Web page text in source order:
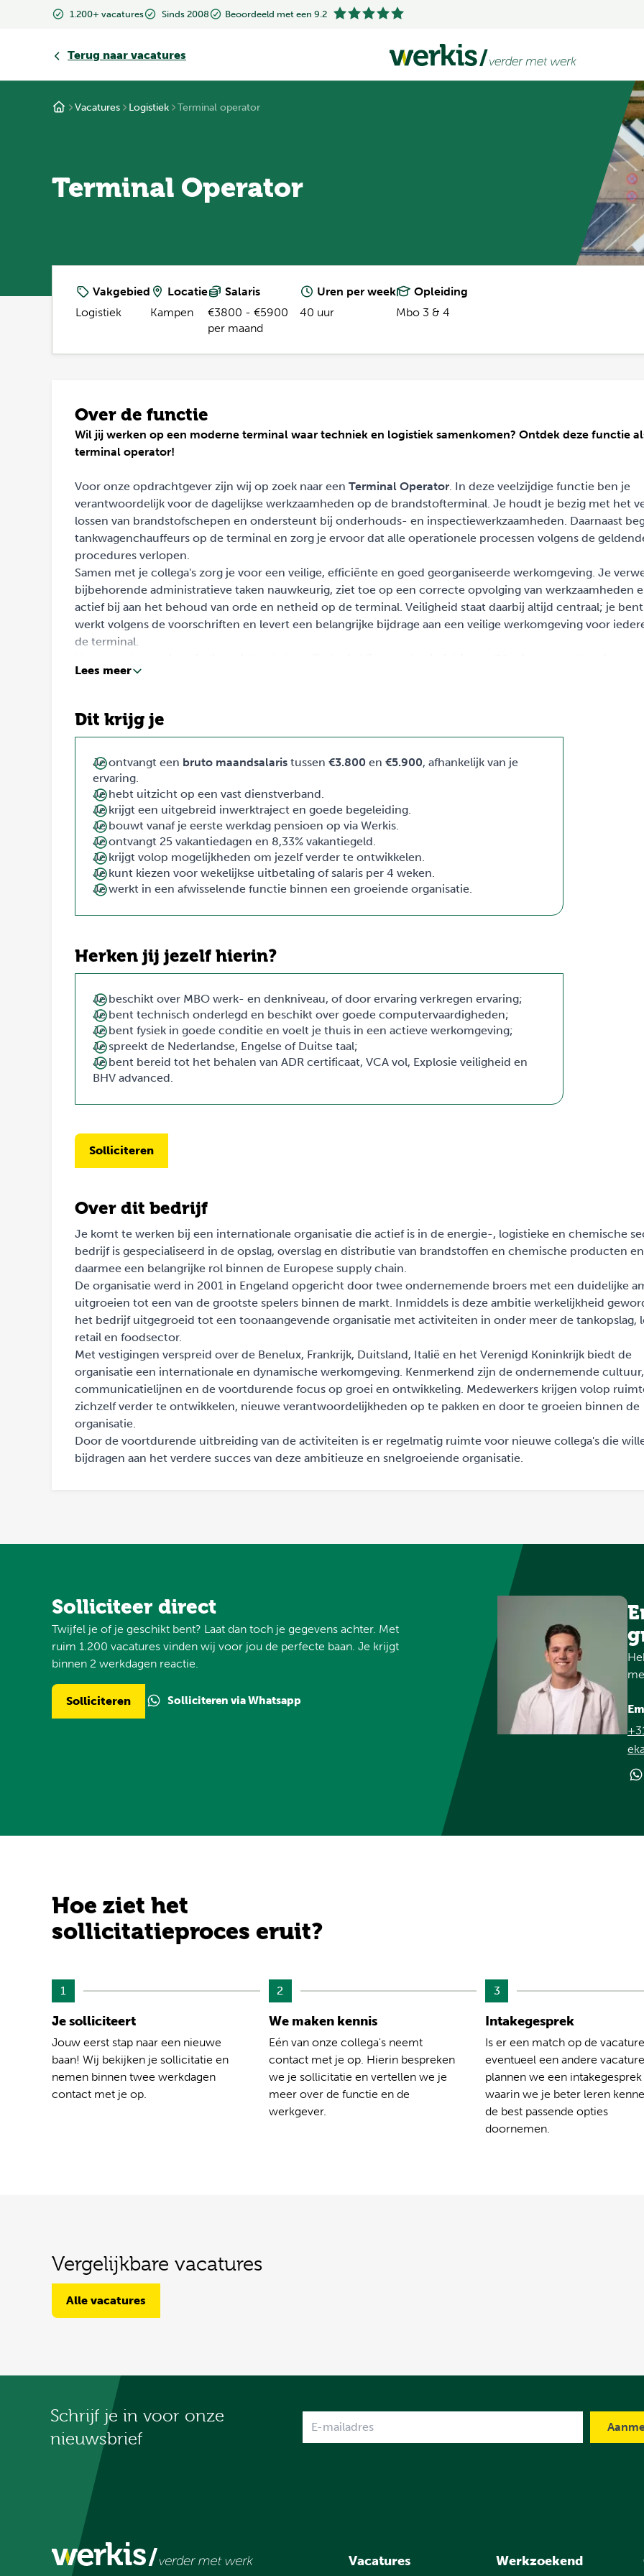
1.200+ vacatures Sinds 2008 Beoordeeld met een 9.2
Terug naar vacatures
Vacatures Logistiek Terminal operator
Terminal Operator
Vakgebied
Logistiek
Locatie
Kampen
Salaris
€3800 - €5900
per maand
Uren per week
40 uur
Opleiding
Mbo 3 & 4
Over de functie
Wil jij werken op een moderne terminal waar techniek en logistiek samenkomen? Ontdek deze functie
terminal operator!
Voor onze opdrachtgever zijn wij op zoek naar een Terminal Operator. In deze veelzijdige functie ben je
verantwoordelijk voor de dagelijkse werkzaamheden op de brandstofterminal. Je houdt je bezig met het
lossen van brandstofschepen en ondersteunt bij onderhouds- en inspectiewerkzaamheden. Daarnaast
tankwagenchauffeurs op de terminal en zorg je ervoor dat alle operationele processen volgens de
procedures verlopen.
Samen met je collega's zorg je voor een veilige, efficiënte en goed georganiseerde werkomgeving. Je
bijbehorende administratieve taken nauwkeurig, ziet toe op een correcte opvolging van werkzaamheden
actief bij aan het behoud van orde en netheid op de terminal. Veiligheid staat daarbij altijd centraal; je
werkt volgens de voorschriften en levert een belangrijke bijdrage aan een veilige werkomgeving voor
de terminal.
kunt zijn. Zo ben je samen met je collega's altijd klaar om snel en adequaat te handelen wanneer dat nodig
dan contact op via 038-3338328
Lees meer
Dit krijg je
Je ontvangt een bruto maandsalaris tussen €3.800 en €5.900, afhankelijk van je
ervaring.
Je hebt uitzicht op een vast dienstverband.
Je krijgt een uitgebreid inwerktraject en goede begeleiding.
Je bouwt vanaf je eerste werkdag pensioen op via Werkis.
Je ontvangt 25 vakantiedagen en 8,33% vakantiegeld.
Je krijgt volop mogelijkheden om jezelf verder te ontwikkelen.
Je kunt kiezen voor wekelijkse uitbetaling of salaris per 4 weken.
Je werkt in een afwisselende functie binnen een groeiende organisatie.
Herken jij jezelf hierin?
Je beschikt over MBO werk- en denkniveau, of door ervaring verkregen ervaring;
Je bent technisch onderlegd en beschikt over goede computervaardigheden;
Je bent fysiek in goede conditie en voelt je thuis in een actieve werkomgeving;
Je spreekt de Nederlandse, Engelse of Duitse taal;
Je bent bereid tot het behalen van ADR certificaat, VCA vol, Explosie veiligheid en
BHV advanced.
Solliciteren
Over dit bedrijf
Je komt te werken bij een internationale organisatie die actief is in de energie-, logistieke en chemische
bedrijf is gespecialiseerd in de opslag, overslag en distributie van brandstoffen en chemische producten
daarmee een belangrijke rol binnen de Europese supply chain.
De organisatie werd in 2001 in Engeland opgericht door twee ondernemende broers met een duidelijke
uitgroeien tot een van de grootste spelers binnen de markt. Inmiddels is deze ambitie werkelijkheid
het bedrijf uitgegroeid tot een toonaangevende organisatie met activiteiten in onder meer de tankopslag,
retail en foodsector.
Met vestigingen verspreid over de Benelux, Frankrijk, Duitsland, Italië en het Verenigd Koninkrijk biedt de
organisatie een internationale en dynamische werkomgeving. Kenmerkend zijn de ondernemende
communicatielijnen en de voortdurende focus op groei en ontwikkeling. Medewerkers krijgen volop
zichzelf verder te ontwikkelen, nieuwe verantwoordelijkheden op te pakken en door te groeien binnen de
organisatie.
Door de voortdurende uitbreiding van de activiteiten is er regelmatig ruimte voor nieuwe collega's die
bijdragen aan het verdere succes van deze ambitieuze en snelgroeiende organisatie.
Solliciteer direct
Twijfel je of je geschikt bent? Laat dan toch je gegevens achter. Met
ruim 1.200 vacatures vinden wij voor jou de perfecte baan. Je krijgt
binnen 2 werkdagen reactie.
Solliciteren Solliciteren via Whatsapp
Hoe ziet het
sollicitatieproces eruit?
1
Je solliciteert
Jouw eerst stap naar een nieuwe
baan! Wij bekijken je sollicitatie en
nemen binnen twee werkdagen
contact met je op.
2
We maken kennis
Eén van onze collega's neemt
contact met je op. Hierin bespreken
we je sollicitatie en vertellen we je
meer over de functie en de
werkgever.
3
Intakegesprek
Is er een match op de
eventueel een andere
plannen we een intakegesprek
waarin we je beter leren
de best passende opties
doornemen.
Vergelijkbare vacatures
Alle vacatures
Schrijf je in voor onze
nieuwsbrief
Vacatures Werkzoekend